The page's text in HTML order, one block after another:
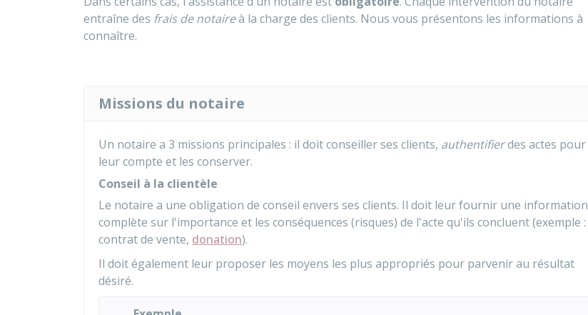
entraîne des frais de notaireà la charge des clients. Nous vous présentons les informations à
connaître.
Missions du notaire
Un notaire a 3 missions principales : il doit conseiller ses clients, authentifierdes actes pour
leur compte et les conserver.
Conseil à la clientèle
Le notaire a une obligation de conseil envers ses clients. Il doit leur fournir une information
complète sur l'importance et les conséquences (risques) de l'acte qu'ils concluent (exemple :
contrat de vente, donation).
Il doit également leur proposer les moyens les plus appropriés pour parvenir au résultat
désiré.